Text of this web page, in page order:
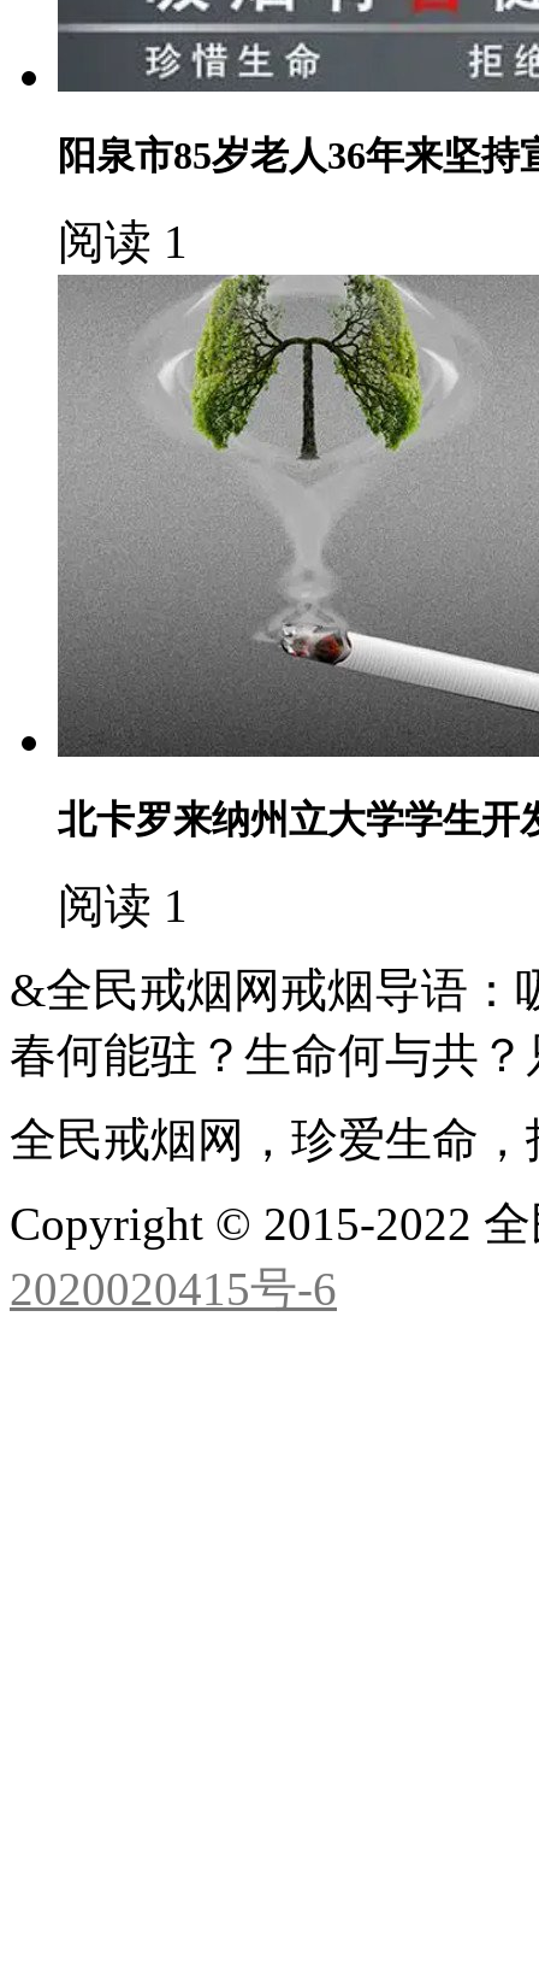
阳泉市85岁老人36年来坚持
阅读 1
北卡罗来纳州立大学学生开
阅读 1
&全民戒烟网戒烟导语：
春何能驻？生命何与共
全民戒烟网，珍爱生命
Copyright © 2015-2022
2020020415号-6